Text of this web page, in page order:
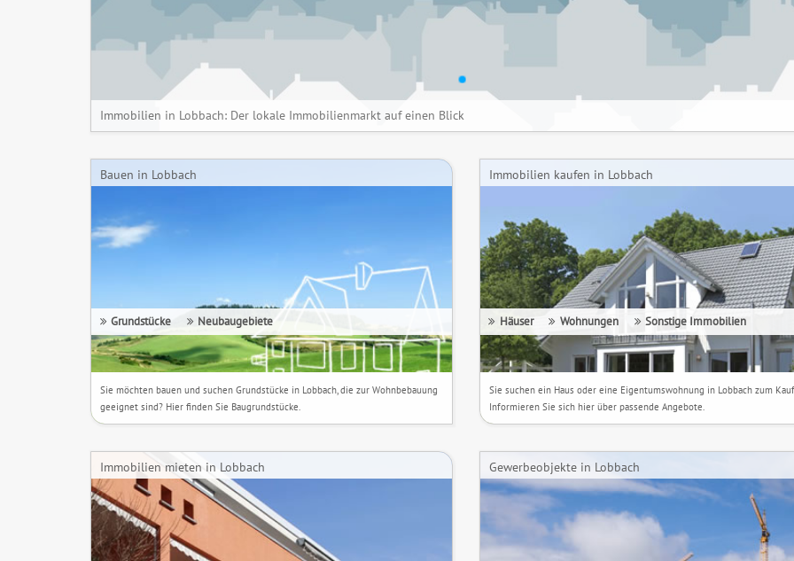
Immobilien in Lobbach: Der lokale Immobilienmarkt auf einen Blick
Bauen in Lobbach
Grundstücke Neubaugebiete
Sie möchten bauen und suchen Grundstücke in Lobbach, die zur Wohnbebauung
geeignet sind? Hier finden Sie Baugrundstücke.
Immobilien kaufen in Lobbach
Häuser Wohnungen Sonstige Immobilien
Sie suchen ein Haus oder eine Eigentumswohnung in Lobbach zum
Informieren Sie sich hier über passende Angebote.
Immobilien mieten in Lobbach Gewerbeobjekte in Lobbach